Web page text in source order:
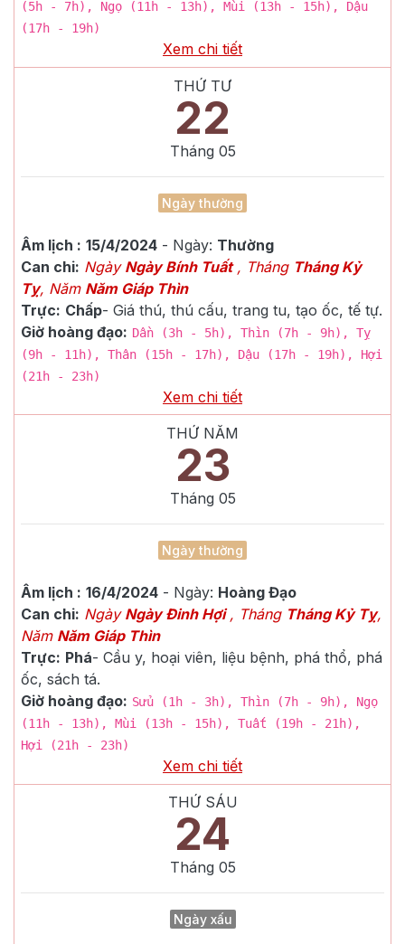
(5h - 7h), Ngọ (11h - 13h), Mùi (13h - 15h), Dậu
(17h - 19h)
Xem chi tiết
THỨ TƯ
22
Tháng 05
Ngày thường
Âm lịch : 15/4/2024- Ngày: Thường
Can chi: Ngày Ngày Bính Tuất, Tháng Tháng Kỷ
Tỵ, Năm Năm Giáp Thìn
Trực: Chấp- Giá thú, thú cấu, trang tu, tạo ốc, tế tự.
Giờ hoàng đạo: Dần (3h - 5h), Thìn (7h - 9h), Tỵ
(9h - 11h), Thân (15h - 17h), Dậu (17h - 19h), Hợi
(21h - 23h)
Xem chi tiết
THỨ NĂM
23
Tháng 05
Ngày thường
Âm lịch : 16/4/2024- Ngày: Hoàng Đạo
Can chi: Ngày Ngày Đinh Hợi, Tháng Tháng Kỷ Tỵ,
Năm Năm Giáp Thìn
Trực: Phá- Cầu y, hoại viên, liệu bệnh, phá thổ, phá
ốc, sách tá.
Giờ hoàng đạo: Sửu (1h - 3h), Thìn (7h - 9h), Ngọ
(11h - 13h), Mùi (13h - 15h), Tuất (19h - 21h),
Hợi (21h - 23h)
Xem chi tiết
THỨ SÁU
24
Tháng 05
Ngày xấu